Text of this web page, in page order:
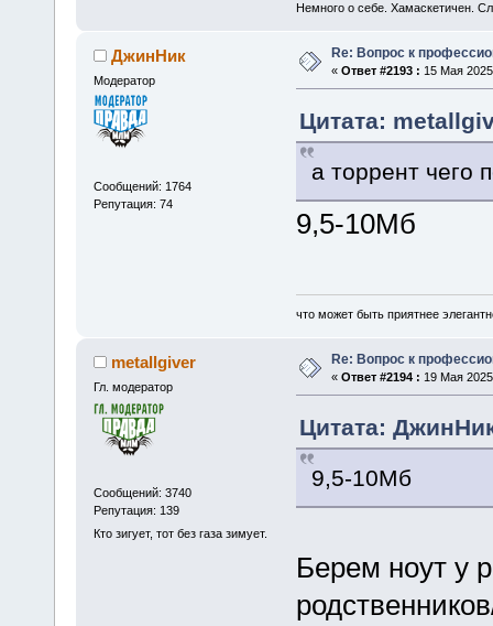
Немного о себе. Хамаскетичен.
ДжинНик
Модератор
Сообщений: 1764
Репутация: 74
Re: Вопрос к
« Ответ #2193 : 15 Мая
Цитата:
а торрент чего
9,5-10Мб
что может быть приятнее
metallgiver
Гл. модератор
Сообщений: 3740
Репутация: 139
Кто зигует, тот без газа зимует.
Re: Вопрос к
« Ответ #2194 : 19 Мая
Цитата:
9,5-10Мб
Берем ноут у